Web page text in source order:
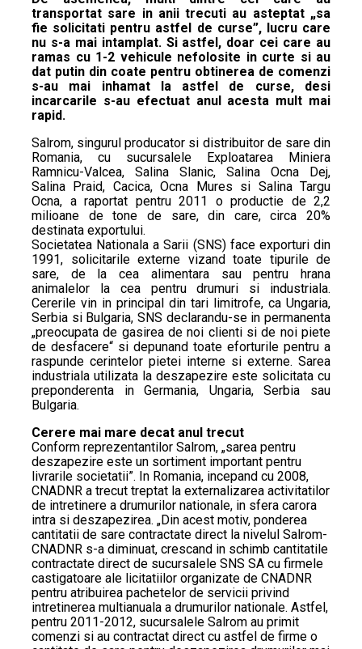
transportat sare in anii trecuti au asteptat „sa
fie solicitati pentru astfel de curse”, lucru care
nu s-a mai intamplat. Si astfel, doar cei care au
ramas cu 1-2 vehicule nefolosite in curte si au
dat putin din coate pentru obtinerea de comenzi
s-au mai inhamat la astfel de curse, desi
incarcarile s-au efectuat anul acesta mult mai
rapid.
Salrom, singurul producator si distribuitor de sare din
Romania, cu sucursalele Exploatarea Miniera
Ramnicu-Valcea, Salina Slanic, Salina Ocna Dej,
Salina Praid, Cacica, Ocna Mures si Salina Targu
Ocna, a raportat pentru 2011 o productie de 2,2
milioane de tone de sare, din care, circa 20%
destinata exportului.
Societatea Nationala a Sarii (SNS) face exporturi din
1991, solicitarile externe vizand toate tipurile de
sare, de la cea alimentara sau pentru hrana
animalelor la cea pentru drumuri si industriala.
Cererile vin in principal din tari limitrofe, ca Ungaria,
Serbia si Bulgaria, SNS declarandu-se in permanenta
„preocupata de gasirea de noi clienti si de noi piete
de desfacere“ si depunand toate eforturile pentru a
raspunde cerintelor pietei interne si externe. Sarea
industriala utilizata la deszapezire este solicitata cu
preponderenta in Germania, Ungaria, Serbia sau
Bulgaria.
Cerere mai mare decat anul trecut
Conform reprezentantilor Salrom, „sarea pentru
deszapezire este un sortiment important pentru
livrarile societatii”. In Romania, incepand cu 2008,
CNADNR a trecut treptat la externalizarea activitatilor
de intretinere a drumurilor nationale, in sfera carora
intra si deszapezirea. „Din acest motiv, ponderea
cantitatii de sare contractate direct la nivelul Salrom-
CNADNR s-a diminuat, crescand in schimb cantitatile
contractate direct de sucursalele SNS SA cu firmele
castigatoare ale licitatiilor organizate de CNADNR
pentru atribuirea pachetelor de servicii privind
intretinerea multianuala a drumurilor nationale. Astfel,
pentru 2011-2012, sucursalele Salrom au primit
comenzi si au contractat direct cu astfel de firme o